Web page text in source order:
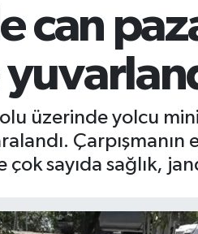
can
üzerinde yolcu
çok sayıda sağlık,